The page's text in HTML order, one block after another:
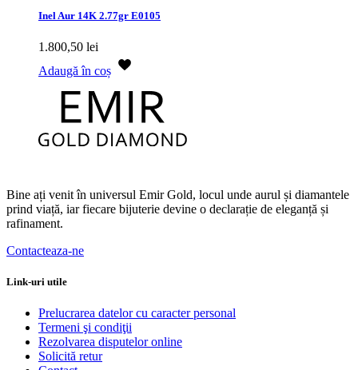
Inel Aur 14K 2.77gr E0105
1.800,50 lei
Adaugă în coș
Bine ați venit în universul Emir Gold, locul unde aurul și diamantele
prind viață, iar fiecare bijuterie devine o declarație de eleganță și
rafinament.
Contacteaza-ne
Link-uri utile
Prelucrarea datelor cu caracter personal
Termeni şi condiţii
Rezolvarea disputelor online
Solicită retur